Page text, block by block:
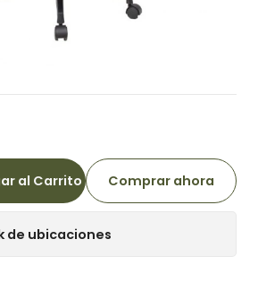
al Carrito Comprar ahora
de ubicaciones